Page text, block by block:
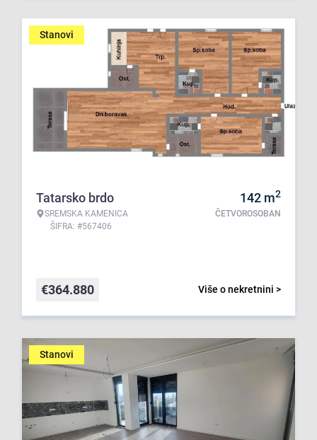
Stanovi
Tatarsko brdo
SREMSKA KAMENICA
ŠIFRA: #567406
142 m2
ČETVOROSOBAN
Više o nekretnini >
€364.880
Stanovi